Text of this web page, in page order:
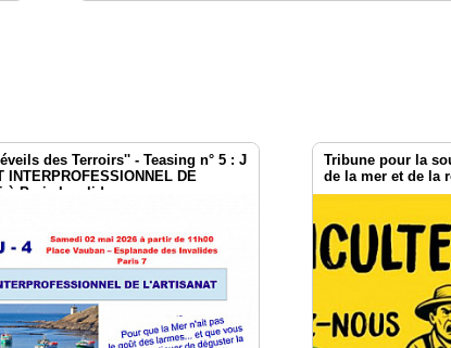
des Terroirs'' - Teasing n° 5 : J
INTERPROFESSIONNEL DE
à Paris Invalides
Tribune pour la
de la mer et de la